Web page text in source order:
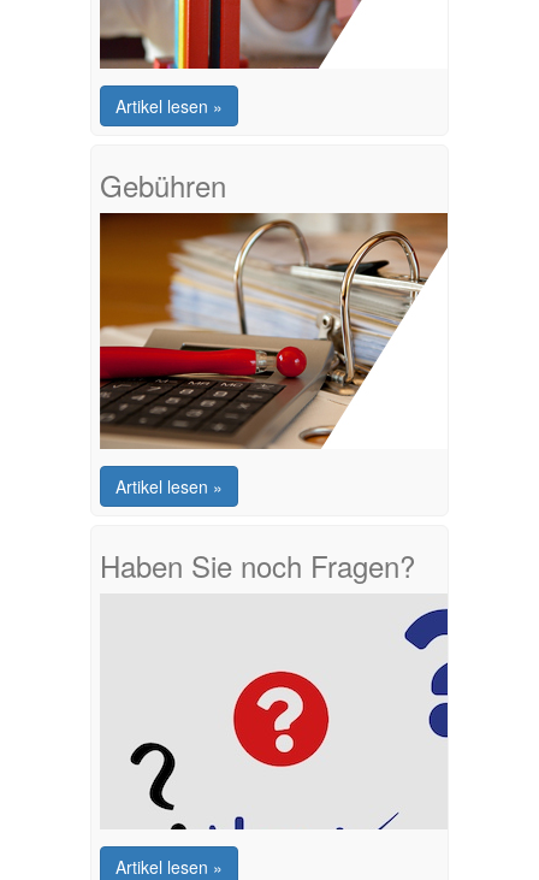
Artikel lesen »
Gebühren
Artikel lesen »
Haben Sie noch Fragen?
Artikel lesen »